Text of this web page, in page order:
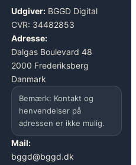
Udgiver: BGGD Digital
CVR: 34482853
Adresse:
Dalgas Boulevard 48
2000 Frederiksberg
Danmark
Bemærk: Kontakt og
henvendelser på
adressen er ikke mulig.
Mail:
bggd@bggd.dk